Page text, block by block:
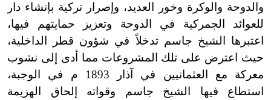
والدوحة والوكرة وخور العديد، وإصرار تركية بإنشاء دار
للعوائد الجمركية في الدوحة وتعزيز حمايتهم فيها،
اعتبرها الشيخ جاسم تدخلاً في شؤون قطر الداخلية،
حيث اعترض على تلك المشروعات مما أدى إلى نشوب
معركة مع العثمانيين في آذار 1893 م في الوجبة،
استطاع فيها الشيخ جاسم وقواته إلحاق الهزيمة